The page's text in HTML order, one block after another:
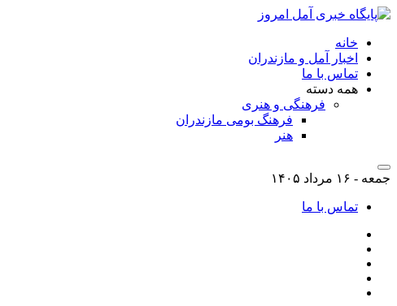
خانه
اخبار آمل و مازندران
تماس با ما
همه دسته
فرهنگی و هنری
فرهنگ بومی مازندران
هنر
جمعه - ۱۶ مرداد ۱۴۰۵
تماس با ما